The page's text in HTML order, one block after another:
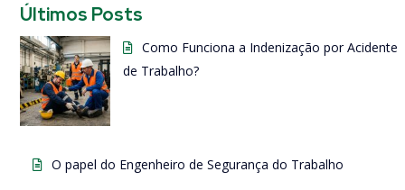
Últimos Posts
Como Funciona a Indenização por Acidente
de Trabalho?
O papel do Engenheiro de Segurança do Trabalho